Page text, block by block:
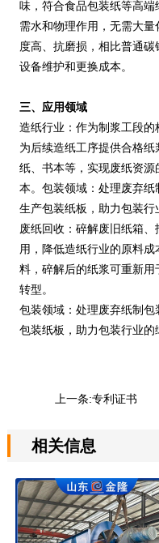
味，符合食品包装纸等高
需水和物理作用，无需大
度高、抗磨损，相比普通
设备维护和更换成本。
三、应用领域
造纸行业：作为制浆工段的
为后续造纸工序提供合格
纸、书本等，实现废纸资
本。包装领域：处理废弃
生产包装纸板，助力包装行
废纸回收：碎解废旧纸箱
用，降低造纸行业的原料
料，碎解后的纸浆可重新
转型。
包装领域：处理废弃纸制
包装纸板，助力包装行业的
上一条:专利证书
相关信息